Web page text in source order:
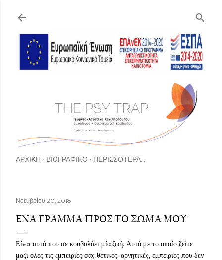
ΑΡΧΙΚΉ ΒΙΟΓΡΑΦΙΚΟ ΠΕΡΙΣΣΌΤΕΡΑ…
Νοεμβρίου 20, 2018
ΕΝΑ ΓΡΑΜΜΑ ΠΡΟΣ ΤΟ ΣΩΜΑ ΜΟΥ
Είναι αυτό που σε κουβαλάει μία ζωή. Αυτό με το οποίο ζείτε
μαζί όλες τις εμπειρίες σας θετικές, αρνητικές, εμπειρίες που δεν